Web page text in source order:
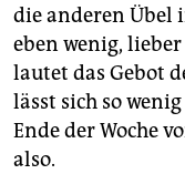
die anderen
eben wenig,
lautet das Gebot
lässt sich so
Ende der Woche
also.